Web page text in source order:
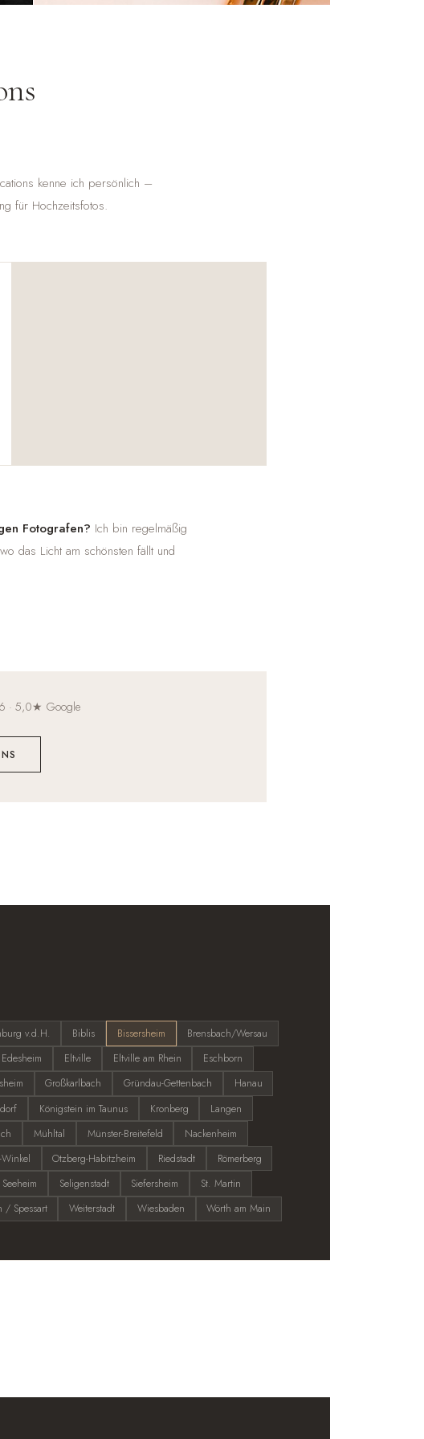
kenne ich persönlich –
für Hochzeitsfotos.
Fotografen? Ich bin regelmäßig
das Licht am schönsten fällt und
· 5,0★ Google
v.d.H. Biblis Bissersheim
Brensbach/Wersau
Edesheim Eltville Eltville am Rhein
Eschborn
Großkarlbach Gründau-Gettenbach
Hanau
Königstein im Taunus Kronberg
Langen
Mühltal Münster-Breitefeld
Nackenheim
Otzberg-Habitzheim Riedstadt
Römerberg
Seeheim Seligenstadt Siefersheim
St. Martin
/ Spessart Weiterstadt Wiesbaden Wörth am Main